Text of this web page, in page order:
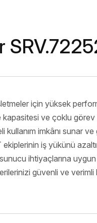
için yüksek
ve çoklu görev
kullanım imkânı sunar
iş yükünü
ihtiyaçlarına uygun
güvenli ve